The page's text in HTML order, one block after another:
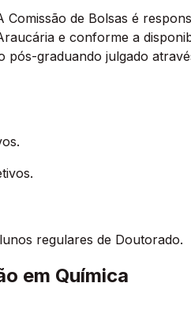
de Bolsas é
e conforme a
pós-graduando julgado
regulares de Doutorado.
em Química